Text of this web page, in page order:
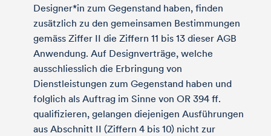
Designer*in zum Gegenstand haben, finden
zusätzlich zu den gemeinsamen Bestimmungen
gemäss Ziffer II die Ziffern 11 bis 13 dieser AGB
Anwendung. Auf Designverträge, welche
ausschliesslich die Erbringung von
Dienstleistungen zum Gegenstand haben und
folglich als Auftrag im Sinne von OR 394 ff.
qualifizieren, gelangen diejenigen Ausführungen
aus Abschnitt II (Ziffern 4 bis 10) nicht zur